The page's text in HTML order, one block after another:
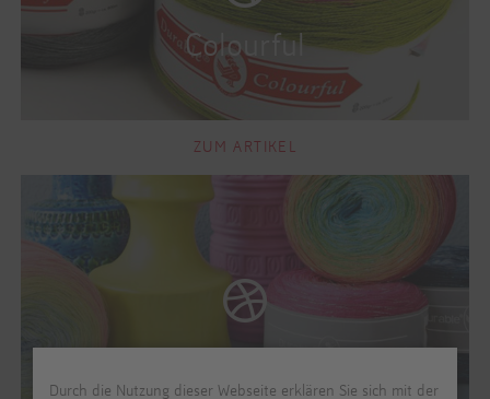
ZUM ARTIKEL
Durch die Nutzung dieser Webseite erklären Sie sich mit der